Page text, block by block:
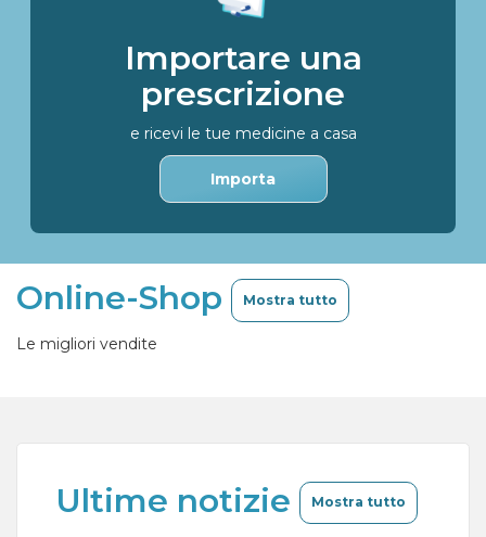
Importare una
prescrizione
e ricevi le tue medicine a casa
Importa
Online-Shop Mostra tutto
Le migliori vendite
Ultime notizie Mostra tutto